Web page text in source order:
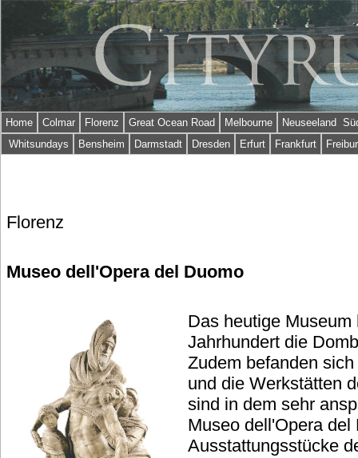
Home Colmar Florenz Great Ocean Road Melbourne
Neuseeland
Whitsundays
Bensheim Darmstadt Dresden Erfurt Frankfurt
Florenz
Museo dell'Opera del Duomo
Das heutige
Jahrhundert die
Zudem befanden
und die Werkstätten
sind in dem sehr
Museo dell'Opera
Ausstattungsstücke